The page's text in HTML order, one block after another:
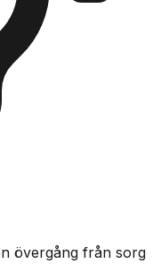
övergång från sorg